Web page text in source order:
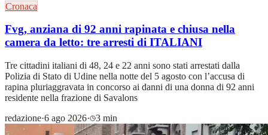
Cronaca
Fvg, anziana di 92 anni rapinata e chiusa nella
camera da letto: tre arresti di ITALIANI
Tre cittadini italiani di 48, 24 e 22 anni sono stati arrestati dalla
Polizia di Stato di Udine nella notte del 5 agosto con l’accusa di
rapina pluriaggravata in concorso ai danni di una donna di 92 anni
residente nella frazione di Savalons
redazione·6 ago 2026· 3 min